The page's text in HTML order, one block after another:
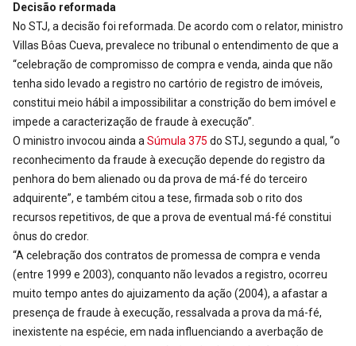
Decisão reformada
No STJ, a decisão foi reformada. De acordo com o relator, ministro
Villas Bôas Cueva, prevalece no tribunal o entendimento de que a
“celebração de compromisso de compra e venda, ainda que não
tenha sido levado a registro no cartório de registro de imóveis,
constitui meio hábil a impossibilitar a constrição do bem imóvel e
impede a caracterização de fraude à execução”.
O ministro invocou ainda a Súmula 375 do STJ, segundo a qual, “o
reconhecimento da fraude à execução depende do registro da
penhora do bem alienado ou da prova de má-fé do terceiro
adquirente”, e também citou a tese, firmada sob o rito dos
recursos repetitivos, de que a prova de eventual má-fé constitui
ônus do credor.
“A celebração dos contratos de promessa de compra e venda
(entre 1999 e 2003), conquanto não levados a registro, ocorreu
muito tempo antes do ajuizamento da ação (2004), a afastar a
presença de fraude à execução, ressalvada a prova da má-fé,
inexistente na espécie, em nada influenciando a averbação de